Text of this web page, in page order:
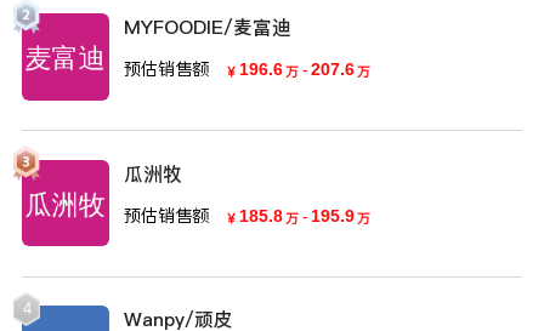
MYFOODIE/麦富迪
预估销售额 ￥ 196.6万 - 207.6万
瓜洲牧
预估销售额 ￥ 185.8万 - 195.9万
4 Wanpy/顽皮